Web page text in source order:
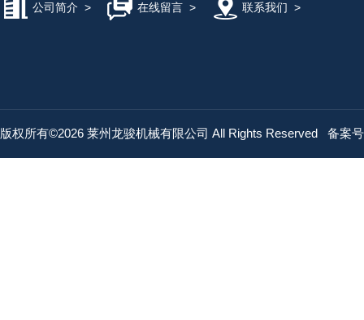
公司简介 > 在线留言> 联系我们 >
版权所有©2026 莱州龙骏机械有限公司 All Rights Reserved 备案